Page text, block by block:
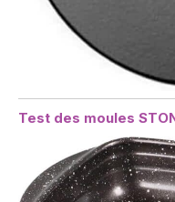
Test des moules